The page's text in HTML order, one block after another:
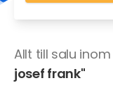
Allt till salu inom
josef frank"